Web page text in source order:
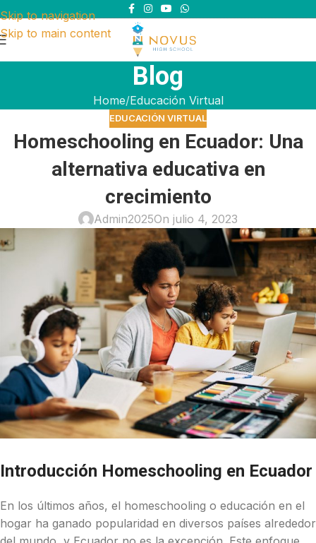
Skip to navigation
Skip to main content
Blog
Home Educación Virtual
EDUCACIÓN VIRTUAL
Homeschooling en Ecuador: Una
alternativa educativa en
crecimiento
Admin2025On julio 4, 2023
Introducción Homeschooling en Ecuador
En los últimos años, el homeschooling o educación en el
hogar ha ganado popularidad en diversos países alrededor